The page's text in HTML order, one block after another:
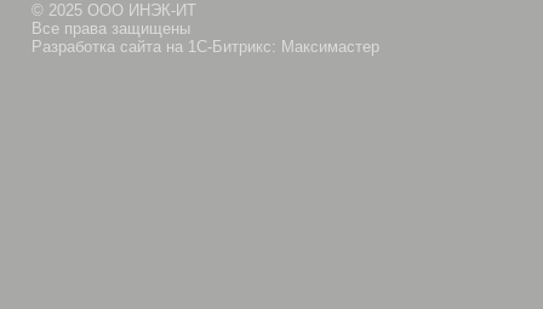
© 2025 ООО ИНЭК-ИТ
Все права защищены
Разработка сайта на 1С-Битрикс: Максимастер